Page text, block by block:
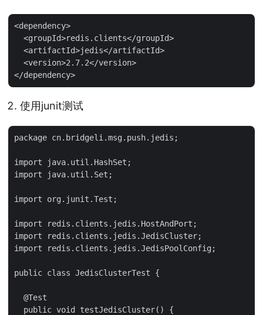
<dependency>
  <groupId>redis.clients</groupId>
  <artifactId>jedis</artifactId>
  <version>2.7.2</version>
使用junit测试
package cn.bridgeli.msg.push.jedis;
import java.util.HashSet;
import java.util.Set;
import org.junit.Test;
import redis.clients.jedis.HostAndPort;
import redis.clients.jedis.JedisCluster;
import redis.clients.jedis.JedisPoolConfig;
public class JedisClusterTest {
  @Test
  public void testJedisCluster() {